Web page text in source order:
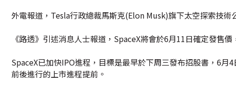
外電報道，Tesla行政總裁馬斯克(Elon Musk)旗下太空探索技術
《路透》引述消息人士報道，SpaceX將會於6月11日確定發售
SpaceX已加快IPO進程，目標是最早於下周三發布招股書，6
前後進行的上市進程提前。